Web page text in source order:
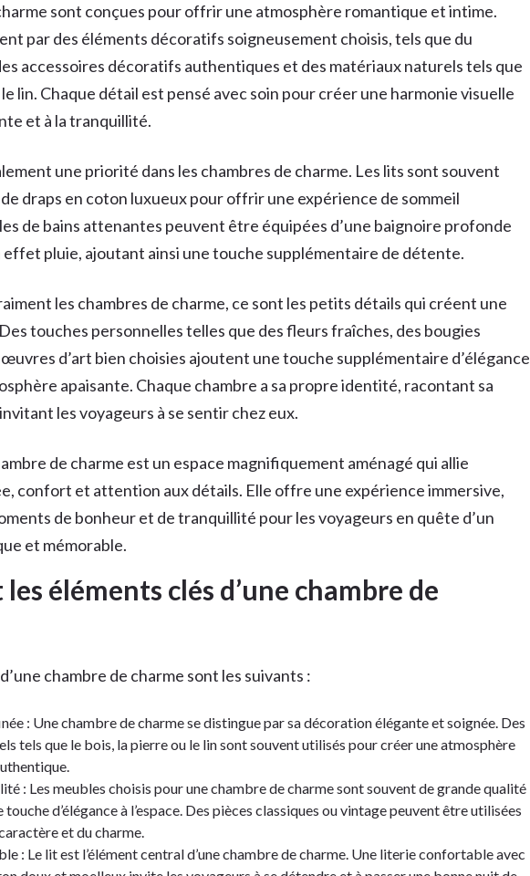
sont conçues pour offrir une atmosphère romantique et intime.
par des éléments décoratifs soigneusement choisis, tels que du
accessoires décoratifs authentiques et des matériaux naturels tels que
lin. Chaque détail est pensé avec soin pour créer une harmonie visuelle
et à la tranquillité.
une priorité dans les chambres de charme. Les lits sont souvent
draps en coton luxueux pour offrir une expérience de sommeil
de bains attenantes peuvent être équipées d’une baignoire profonde
effet pluie, ajoutant ainsi une touche supplémentaire de détente.
les chambres de charme, ce sont les petits détails qui créent une
touches personnelles telles que des fleurs fraîches, des bougies
d’art bien choisies ajoutent une touche supplémentaire d’élégance
apaisante. Chaque chambre a sa propre identité, racontant sa
les voyageurs à se sentir chez eux.
de charme est un espace magnifiquement aménagé qui allie
confort et attention aux détails. Elle offre une expérience immersive,
de bonheur et de tranquillité pour les voyageurs en quête d’un
et mémorable.
éléments clés d’une chambre de
chambre de charme sont les suivants :
: Une chambre de charme se distingue par sa décoration élégante et soignée. Des
tels que le bois, la pierre ou le lin sont souvent utilisés pour créer une atmosphère
: Les meubles choisis pour une chambre de charme sont souvent de grande qualité
d’élégance à l’espace. Des pièces classiques ou vintage peuvent être utilisées
et du charme.
: Le lit est l’élément central d’une chambre de charme. Une literie confortable avec